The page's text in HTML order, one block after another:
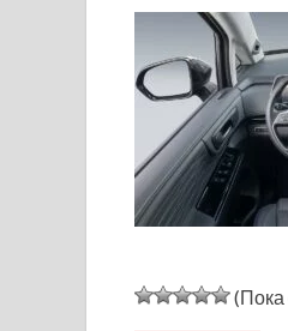
(Пока